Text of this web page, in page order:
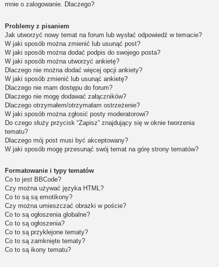
mnie o zalogowanie. Dlaczego?
Problemy z pisaniem
Jak utworzyć nowy temat na forum lub wysłać odpowiedź w temacie?
W jaki sposób można zmienić lub usunąć post?
W jaki sposób można dodać podpis do swojego posta?
W jaki sposób można utworzyć ankietę?
Dlaczego nie można dodać więcej opcji ankiety?
W jaki sposób zmienić lub usunąć ankietę?
Dlaczego nie mam dostępu do forum?
Dlaczego nie mogę dodawać załączników?
Dlaczego otrzymałem/otrzymałam ostrzeżenie?
W jaki sposób można zgłosić posty moderatorowi?
Do czego służy przycisk “Zapisz” znajdujący się w oknie tworzenia
tematu?
Dlaczego mój post musi być akceptowany?
W jaki sposób mogę przesunąć swój temat na górę strony tematów?
Formatowanie i typy tematów
Co to jest BBCode?
Czy można używać języka HTML?
Co to są są emotikony?
Czy można umieszczać obrazki w poście?
Co to są ogłoszenia globalne?
Co to są ogłoszenia?
Co to są przyklejone tematy?
Co to są zamknięte tematy?
Co to są ikony tematu?